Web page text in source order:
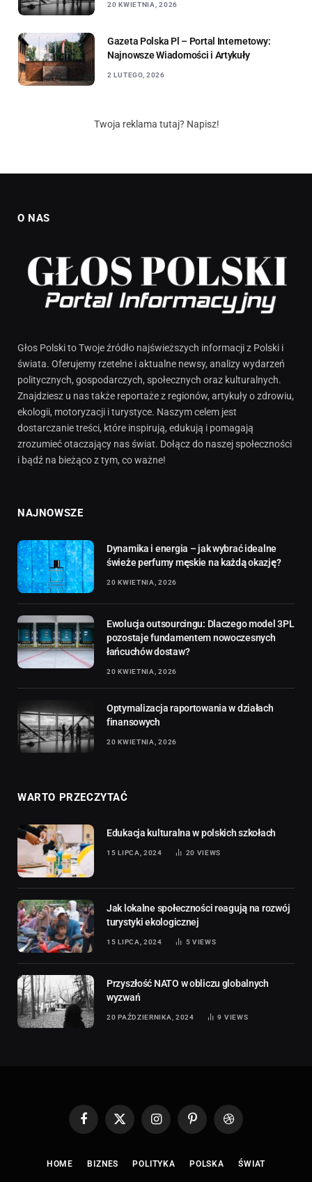
20 KWIETNIA, 2026
Gazeta Polska Pl – Portal Internetowy:
Najnowsze Wiadomości i Artykuły
2 LUTEGO, 2026
Twoja reklama tutaj? Napisz!
O NAS
Głos Polski to Twoje źródło najświeższych informacji z Polski i
świata. Oferujemy rzetelne i aktualne newsy, analizy wydarzeń
politycznych, gospodarczych, społecznych oraz kulturalnych.
Znajdziesz u nas także reportaże z regionów, artykuły o zdrowiu,
ekologii, motoryzacji i turystyce. Naszym celem jest
dostarczanie treści, które inspirują, edukują i pomagają
zrozumieć otaczający nas świat. Dołącz do naszej społeczności
i bądź na bieżąco z tym, co ważne!
NAJNOWSZE
Dynamika i energia – jak wybrać idealne
świeże perfumy męskie na każdą okazję?
20 KWIETNIA, 2026
Ewolucja outsourcingu: Dlaczego model 3PL
pozostaje fundamentem nowoczesnych
łańcuchów dostaw?
20 KWIETNIA, 2026
Optymalizacja raportowania w działach
finansowych
20 KWIETNIA, 2026
WARTO PRZECZYTAĆ
Edukacja kulturalna w polskich szkołach
15 LIPCA, 2024 20 VIEWS
Jak lokalne społeczności reagują na rozwój
turystyki ekologicznej
15 LIPCA, 2024 5 VIEWS
Przyszłość NATO w obliczu globalnych
wyzwań
20 PAŹDZIERNIKA, 2024 9 VIEWS
FacebookX
InstagramPinterestDribbble
HOME BIZNES POLITYKA POLSKA ŚWIAT